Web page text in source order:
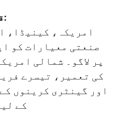
قابل اطلاق منظرنامے:
امریکہ، کینیڈا،
صنعتی معیارات کو
پر لاگو۔ شمالی
کی تعمیر، تیسرے
اور گینٹری کرینوں
کے